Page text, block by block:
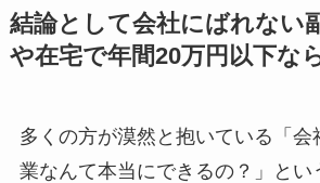
結論として会社にばれない
や在宅で年間20万円以下な
多くの方が漠然と抱いている「会
業なんて本当にできるの？」とい